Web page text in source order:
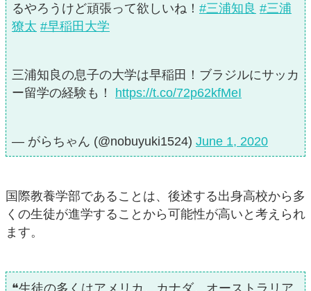
るやろうけど頑張って欲しいね！ #三浦知良 #三浦
獠太 #早稲田大学
三浦知良の息子の大学は早稲田！ブラジルにサッカ
ー留学の経験も！ https://t.co/72p62kfMeI
— がらちゃん (@nobuyuki1524) June 1, 2020
国際教養学部であることは、後述する出身高校から多
くの生徒が進学することから可能性が高いと考えられ
ます。
❝生徒の多くはアメリカ、カナダ、オーストラリア